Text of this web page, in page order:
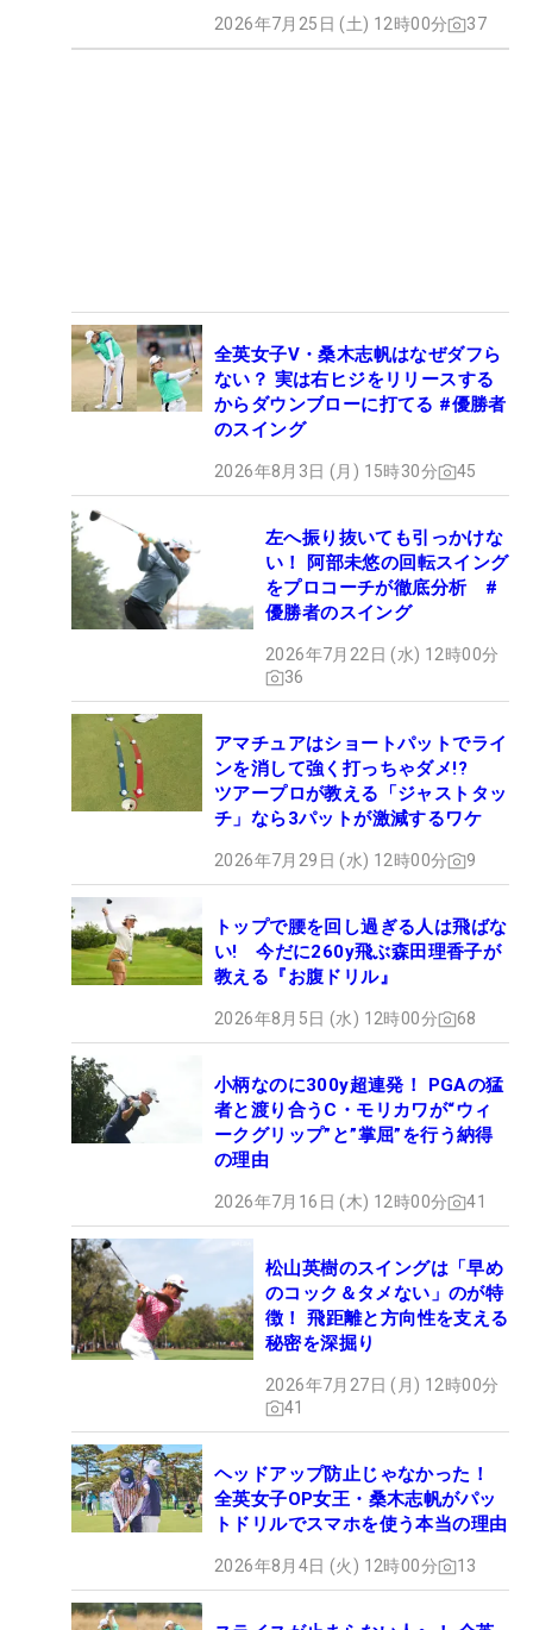
2026年7月25日 (土) 12時00分 37
全英女子V・桑木志帆はなぜダフら
ない？ 実は右ヒジをリリースする
からダウンブローに打てる #優勝者
のスイング
2026年8月3日 (月) 15時30分 45
左へ振り抜いても引っかけな
い！ 阿部未悠の回転スイング
をプロコーチが徹底分析 #
優勝者のスイング
2026年7月22日 (水) 12時00分
36
アマチュアはショートパットでライ
ンを消して強く打っちゃダメ!?
ツアープロが教える「ジャストタッ
チ」なら3パットが激減するワケ
2026年7月29日 (水) 12時00分 9
トップで腰を回し過ぎる人は飛ばな
い! 今だに260y飛ぶ森田理香子が
教える『お腹ドリル』
2026年8月5日 (水) 12時00分 68
小柄なのに300y超連発！ PGAの猛
者と渡り合うC・モリカワが“ウィ
ークグリップ”と”掌屈”を行う納得
の理由
2026年7月16日 (木) 12時00分 41
松山英樹のスイングは「早め
のコック＆タメない」のが特
徴！ 飛距離と方向性を支える
秘密を深掘り
2026年7月27日 (月) 12時00分
41
ヘッドアップ防止じゃなかった！
全英女子OP女王・桑木志帆がパッ
トドリルでスマホを使う本当の理由
2026年8月4日 (火) 12時00分 13